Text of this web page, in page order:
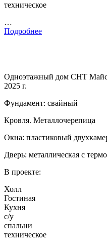
техническое
…
Подробнее
Одноэтажный дом СНТ
2025 г.
Фундамент: свайный
Кровля. Металлочерепица
Окна: пластиковый
Дверь: металлическая с
В проекте:
Холл
Гостиная
Кухня
с/у
спальни
техническое